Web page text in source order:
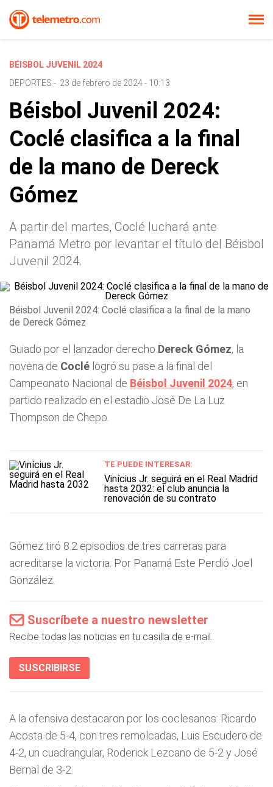
BÉISBOL JUVENIL 2024
DEPORTES - 23 de febrero de 2024 - 10:13
Béisbol Juvenil 2024:
Coclé clasifica a la final
de la mano de Dereck
Gómez
A partir del martes, Coclé luchará ante
Panamá Metro por levantar el título del Béisbol
Juvenil 2024.
Béisbol Juvenil 2024: Coclé clasifica a la final de la mano
de Dereck Gómez
Guiado por el lanzador derecho Dereck Gómez, la
novena de Coclé logró su pase a la final del
Campeonato Nacional de Béisbol Juvenil 2024, en
partido realizado en el estadio José De La Luz
Thompson de Chepo.
TE PUEDE INTERESAR:
Vinícius Jr. seguirá en el Real Madrid
hasta 2032: el club anuncia la
renovación de su contrato
Gómez tiró 8.2 episodios de tres carreras para
acreditarse la victoria. Por Panamá Este Perdió Joel
González.
Suscríbete a nuestro newsletter
Recibe todas las noticias en tu casilla de e-mail.
SUSCRIBIRSE
A la ofensiva destacaron por los coclesanos: Ricardo
Acosta de 5-4, con tres remolcadas, Luis Escudero de
4-2, un cuadrangular, Roderick Lezcano de 5-2 y José
Bernal de 3-2.